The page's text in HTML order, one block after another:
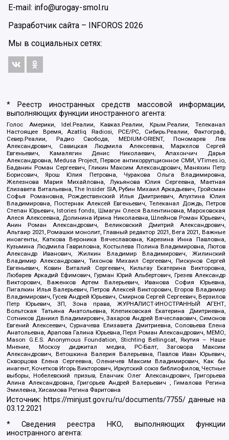
E-mail: info@urogay-smol.ru
Разработчик сайта –
INFOROS 2026
Мы в социальных сетях:
* Реестр иностранных средств массовой информации,
выполняющих функции иностранного агента:
Голос Америки, Idel.Реалии, Кавказ.Реалии, Крым.Реалии, Телеканал
Настоящее Время, Azatliq Radiosi, PCE/PC, Сибирь.Реалии, Фактограф,
Север.Реалии, Радио Свобода, MEDIUM-ORIENT, Пономарев Лев
Александрович, Савицкая Людмила Алексеевна, Маркелов Сергей
Евгеньевич, Камалягин Денис Николаевич, Апахончич Дарья
Александровна, Medusa Project, Первое антикоррупционное СМИ, VTimes.io,
Баданин Роман Сергеевич, Гликин Максим Александрович, Маняхин Петр
Борисович, Ярош Юлия Петровна, Чуракова Ольга Владимировна,
Железнова Мария Михайловна, Лукьянова Юлия Сергеевна, Маетная
Елизавета Витальевна, The Insider SIA, Рубин Михаил Аркадьевич, Гройсман
Софья Романовна, Рождественский Илья Дмитриевич, Апухтина Юлия
Владимировна, Постернак Алексей Евгеньевич, Телеканал Дождь, Петров
Степан Юрьевич, Istories fonds, Шмагун Олеся Валентиновна, Мароховская
Алеся Алексеевна, Долинина Ирина Николаевна, Шлейнов Роман Юрьевич,
Анин Роман Александрович, Великовский Дмитрий Александрович,
Альтаир 2021, Ромашки монолит, Главный редактор 2021, Вега 2021, Важные
иноагенты, Каткова Вероника Вячеславовна, Карезина Инна Павловна,
Кузьмина Людмила Гавриловна, Костылева Полина Владимировна, Лютов
Александр Иванович, Жилкин Владимир Владимирович, Жилинский
Владимир Александрович, Тихонов Михаил Сергеевич, Пискунов Сергей
Евгеньевич, Ковин Виталий Сергеевич, Кильтау Екатерина Викторовна,
Любарев Аркадий Ефимович, Гурман Юрий Альбертович, Грезев Александр
Викторович, Важенков Артем Валерьевич, Иванова София Юрьевна,
Пигалкин Илья Валерьевич, Петров Алексей Викторович, Егоров Владимир
Владимирович, Гусев Андрей Юрьевич, Смирнов Сергей Сергеевич, Верзилов
Петр Юрьевич, ЗП, Зона права, ЖУРНАЛИСТ-ИНОСТРАННЫЙ АГЕНТ,
Вольтская Татьяна Анатольевна, Клепиковская Екатерина Дмитриевна,
Сотников Даниил Владимирович, Захаров Андрей Вячеславович, Симонов
Евгений Алексеевич, Сурначева Елизавета Дмитриевна, Соловьева Елена
Анатольевна, Арапова Галина Юрьевна, Перл Роман Александрович, МЕМО,
Mason G.E.S. Anonymous Foundation, Stichting Bellingcat, Якутия – Наше
Мнение, Москоу диджитал медиа, РС-Балт, Заговора Максим
Александрович, Ветошкина Валерия Валерьевна, Павлов Иван Юрьевич,
Скворцова Елена Сергеевна, Оленичев Максим Владимирович, Как бы
инагент, Кочетков Игорь Викторович, Иркутский союз библиофилов, Честные
выборы, Нобелевский призыв, Еланчик Олег Александрович, Григорьева
Алина Александровна, Григорьев Андрей Валерьевич , Гималова Регина
Эмилевна, Хисамова Регина Фаритовна
Источник: https://minjust.gov.ru/ru/documents/7755/ данные на
03.12.2021
* Сведения реестра НКО, выполняющих функции
иностранного агента: